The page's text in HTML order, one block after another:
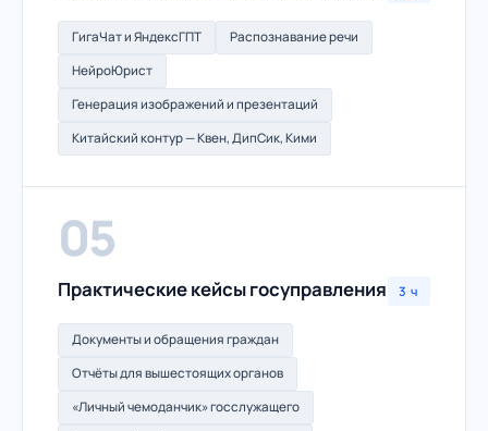
ГигаЧат и ЯндексГПТ
Распознавание речи
НейроЮрист
Генерация изображений и презентаций
Китайский контур — Квен, ДипСик, Кими
05
Практические кейсы госуправления 3 ч
Документы и обращения граждан
Отчёты для вышестоящих органов
«Личный чемоданчик» госслужащего